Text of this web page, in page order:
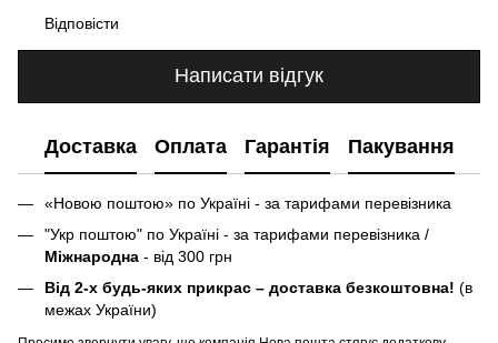
Відповісти
Написати відгук
Доставка Оплата Гарантія Пакування
«Новою поштою» по Україні - за тарифами перевізника
"Укр поштою" по Україні - за тарифами перевізника /
Міжнародна - від 300 грн
Від 2-х будь-яких прикрас – доставка безкоштовна! (в
межах України)